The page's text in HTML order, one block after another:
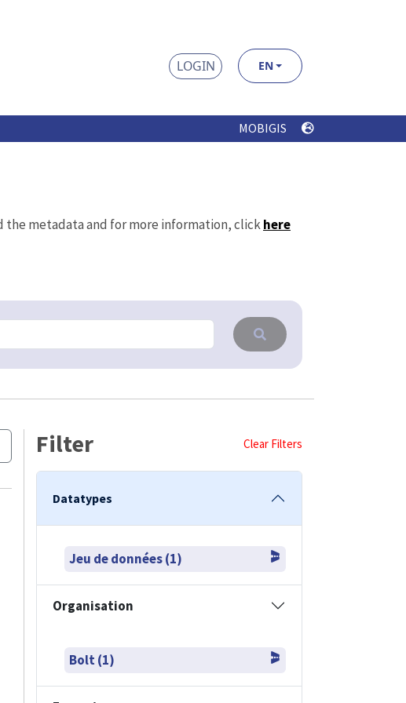
LOGIN EN
MOBIGIS
the metadata and for more information, clickhere
Filter Clear Filters
Datatypes
Jeu de données (1)
Organisation
Bolt (1)